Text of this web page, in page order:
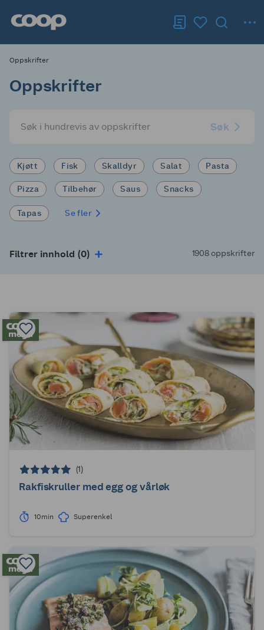
Oppskrifter
Oppskrifter
Søk
Kjøtt Fisk Skalldyr Salat Pasta
Pizza Tilbehør Saus Snacks
Tapas Se fler
Filtrer innhold (0) 1908 oppskrifter
(1)
Rakfiskruller med egg og vårløk
10min Superenkel